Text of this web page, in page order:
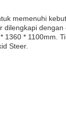
memenuhi
* 1100mm.
Steer.